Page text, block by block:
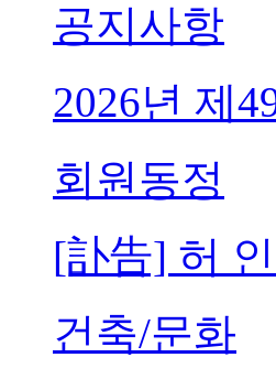
공지사항
2026년 제
회원동정
[訃告] 허
건축/문화